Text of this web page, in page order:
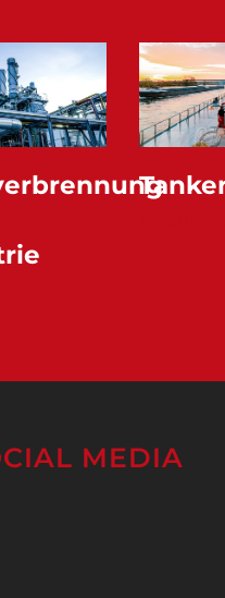
MEDIA